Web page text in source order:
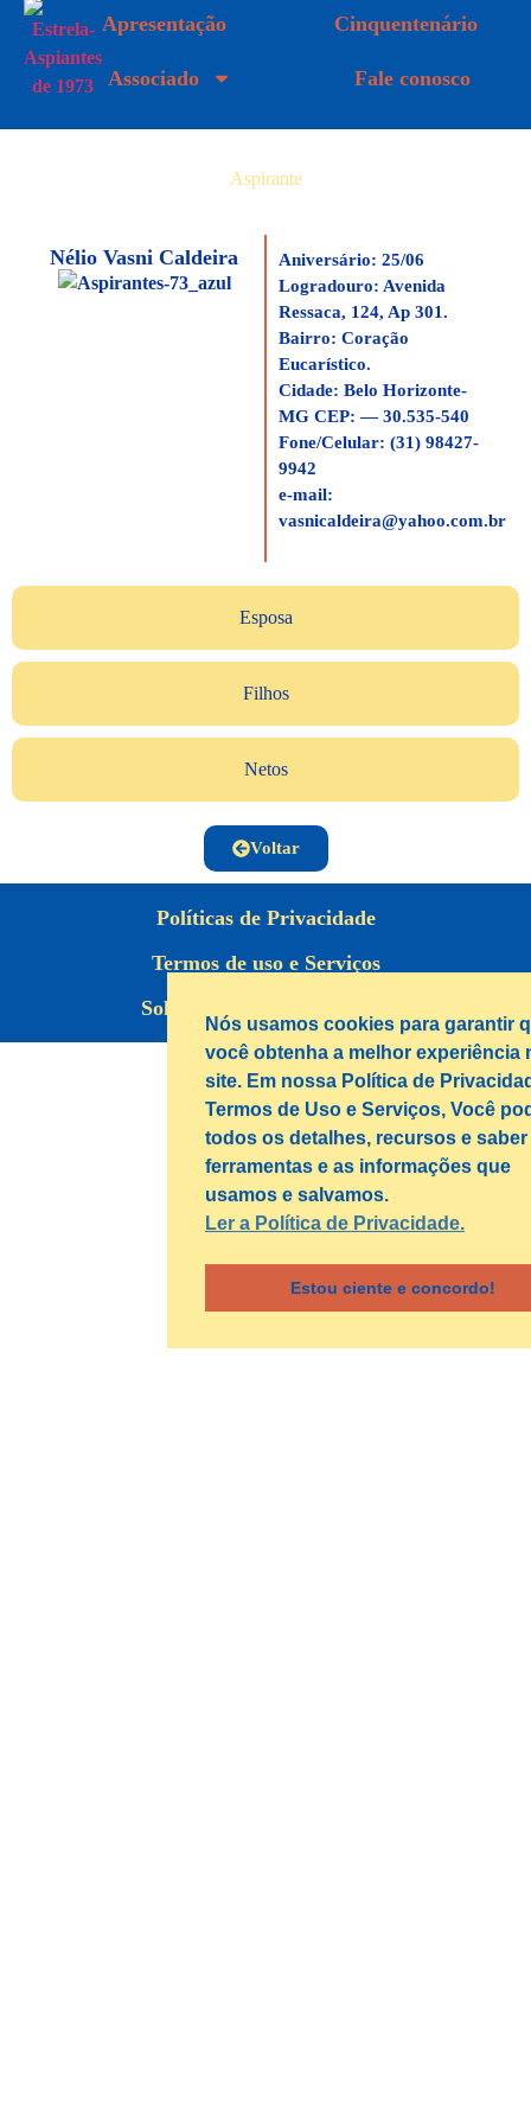
Apresentação Cinquentenário
Associado Fale conosco
Aspirante
Esposa
Filhos
Netos
Nélio Vasni Caldeira Aniversário: 25/06
Logradouro: Avenida
Ressaca, 124, Ap 301.
Bairro: Coração
Eucarístico.
Cidade:Belo Horizonte-
MGCEP: — 30.535-540
Fone/Celular: (31) 98427-
9942
e-mail:
vasnicaldeira@yahoo.com.br
Voltar
Políticas de Privacidade
Termos de uso e Serviços
Solucionando suas Dúvidas
Nós usamos cookies para garantir
você obtenha a melhor experiência
site. Em nossa Política de
Termos de Uso e Serviços, Você
todos os detalhes, recursos e saber
ferramentas e as informações que
usamos e salvamos.
Ler a Política de Privacidade.
Estou ciente e concordo!